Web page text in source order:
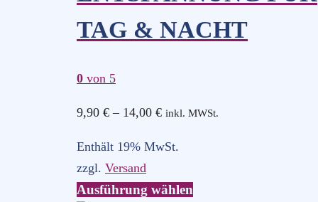
TAG & NACHT
0 von 5
9,90 € – 14,00 €Preisspanne:
bis
inkl. MWSt.
Enthält 19% MwSt.
zzgl. Versand
Ausführung wählen